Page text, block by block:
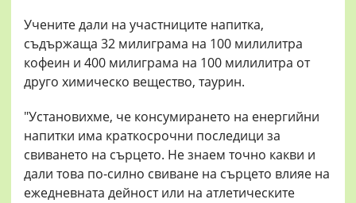
Учените дали на участниците напитка,
съдържаща 32 милиграма на 100 милилитра
кофеин и 400 милиграма на 100 милилитра от
друго химическо вещество, таурин.
"Установихме, че консумирането на енергийни
напитки има краткосрочни последици за
свиването на сърцето. Не знаем точно какви и
дали това по-силно свиване на сърцето влияе на
ежедневната дейност или на атлетическите